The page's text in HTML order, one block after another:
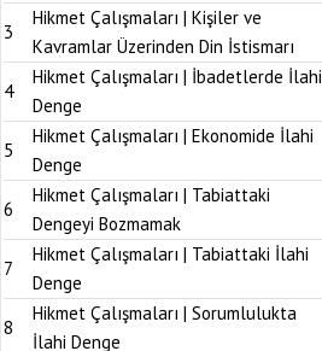
3
Hikmet Çalışmaları | Kişiler ve
Kavramlar Üzerinden Din İstismarı
4
Hikmet Çalışmaları | İbadetlerde İlahi
Denge
5
Hikmet Çalışmaları | Ekonomide İlahi
Denge
6
Hikmet Çalışmaları | Tabiattaki
Dengeyi Bozmamak
7
Hikmet Çalışmaları | Tabiattaki İlahi
Denge
8
Hikmet Çalışmaları | Sorumlulukta
İlahi Denge